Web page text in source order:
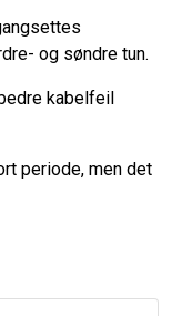
og søndre tun.
kabelfeil
periode, men det